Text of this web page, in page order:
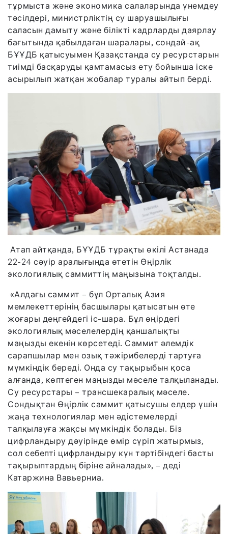
тұрмыста және экономика салаларында үнемдеу
тәсілдері, министрліктің су шаруашылығы
саласын дамыту және білікті кадрларды даярлау
бағытында қабылдаған шаралары, сондай-ақ
БҰҰДБ қатысуымен Қазақстанда су ресурстарын
тиімді басқаруды қамтамасыз ету бойынша іске
асырылып жатқан жобалар туралы айтып берді.
Атап айтқанда, БҰҰДБ тұрақты өкілі Астанада
22-24 сәуір аралығында өтетін Өңірлік
экологиялық саммиттің маңызына тоқталды.
«Алдағы саммит – бұл Орталық Азия
мемлекеттерінің басшылары қатысатын өте
жоғары деңгейдегі іс-шара. Бұл өңірдегі
экологиялық мәселелердің қаншалықты
маңызды екенін көрсетеді. Саммит әлемдік
сарапшылар мен озық тәжірибелерді тартуға
мүмкіндік береді. Онда су тақырыбын қоса
алғанда, көптеген маңызды мәселе талқыланады.
Су ресурстары – трансшекаралық мәселе.
Сондықтан Өңірлік саммит қатысушы елдер үшін
жаңа технологиялар мен әдістемелерді
талқылауға жақсы мүмкіндік болады. Біз
цифрландыру дәуірінде өмір сүріп жатырмыз,
сол себепті цифрландыру күн тәртібіндегі басты
тақырыптардың біріне айналады», – деді
Катаржина Вавьерниа.